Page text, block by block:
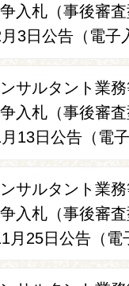
入札（事後審
3日公告（電子
ンサルタント業
入札（事後審
13日公告（電子
ンサルタント業
入札（事後審
月25日公告（電